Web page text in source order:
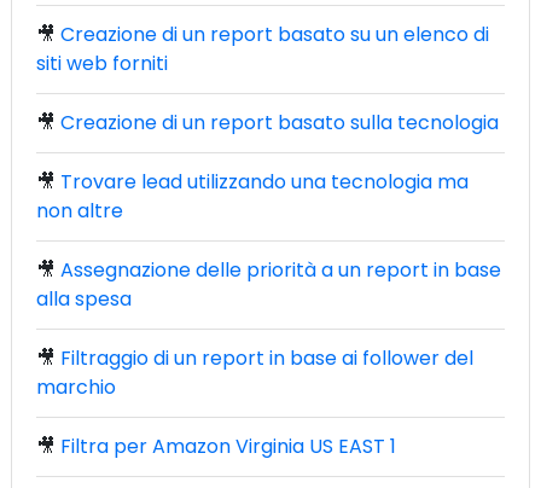
🎥 Creazione di un report basato su un elenco di
siti web forniti
🎥 Creazione di un report basato sulla tecnologia
🎥 Trovare lead utilizzando una tecnologia ma
non altre
🎥 Assegnazione delle priorità a un report in base
alla spesa
🎥 Filtraggio di un report in base ai follower del
marchio
🎥 Filtra per Amazon Virginia US EAST 1